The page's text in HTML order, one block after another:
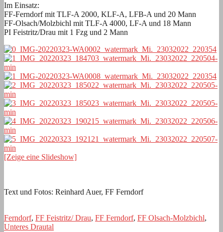
Im Einsatz:
FF-Ferndorf mit TLF-A 2000, KLF-A, LFB-A und 20 Mann
FF-Olsach/Molzbichl mit TLF-A 4000, LF-A und 18 Mann
PI Feistritz/Drau mit 1 Fzg und 2 Mann
[Zeige eine Slideshow]
Text und Fotos: Reinhard Auer, FF Ferndorf
Ferndorf, FF Feistritz/ Drau, FF Ferndorf, FF Olsach-Molzbichl,
Unteres Drautal